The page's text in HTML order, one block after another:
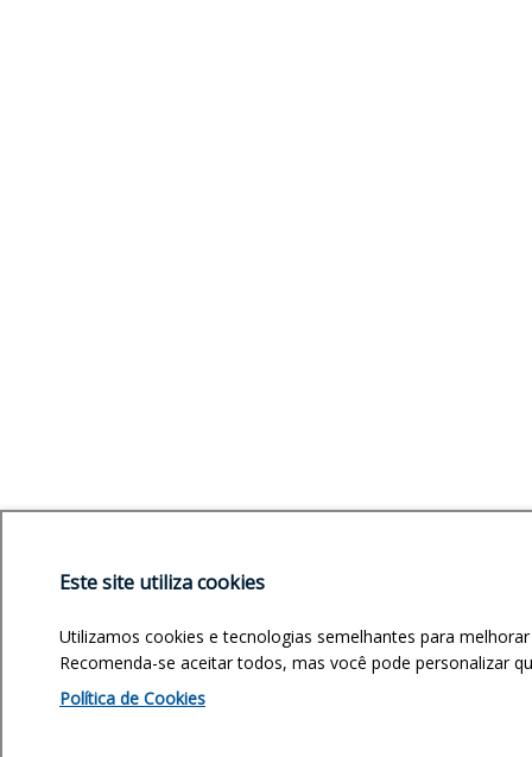
Este site utiliza cookies
Utilizamos cookies e tecnologias semelhantes para
Recomenda-se aceitar todos, mas você pode personalizar
Política de Cookies